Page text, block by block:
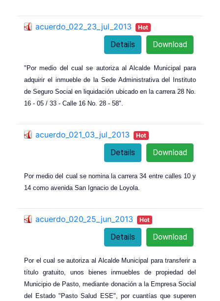
acuerdo_022_23_jul_2013 Hot
Download
Details
"Por medio del cual se autoriza al Alcalde Municipal para
adquirir el inmueble de la Sede Administrativa del Instituto
de Seguro Social en liquidación ubicado en la carrera 28 No.
16 - 05 / 33 - Calle 16 No. 28 - 58".
acuerdo_021_03_jul_2013 Hot
Download
Details
Por medio del cual se nomina la carrera 34 entre calles 10 y
14 como avenida San Ignacio de Loyola.
acuerdo_020_25_jun_2013 Hot
Download
Details
Por el cual se autoriza al Alcalde Municipal para transferir a
título gratuito, unos bienes inmuebles de propiedad del
Municipio de Pasto, mediante donación a la Empresa Social
del Estado "Pasto Salud ESE", por cuantías que superen